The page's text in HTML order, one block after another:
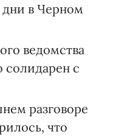
дни в Черном
ведомства
солидарен с
разговоре
что